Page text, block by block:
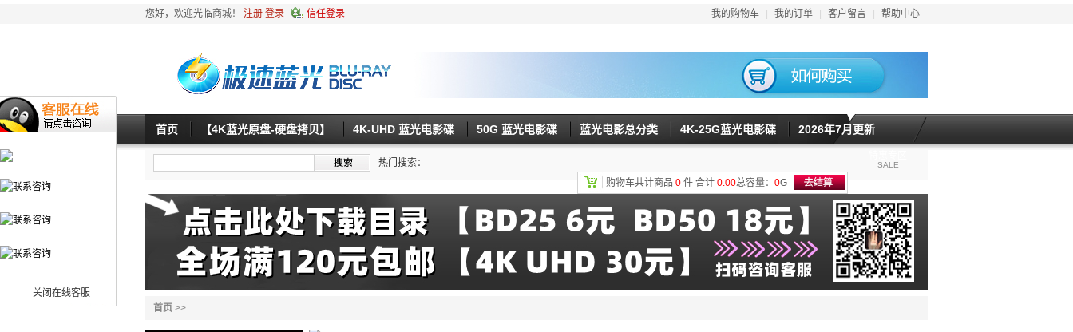
关闭在线客服
您好，欢迎光临商城！ 注册 登录 信任登录 我的购物车 我的订单 客户留言 帮助中心
首页 【4K蓝光原盘-硬盘拷贝】 4K-UHD 蓝光电影碟 50G 蓝光电影碟 蓝光电影总分类 4K-25G蓝光电影碟 2026年7月更新
SALE
热门搜索：
购物车共计商品 0 件 合计 0.00总容量： 0G
首页 >>